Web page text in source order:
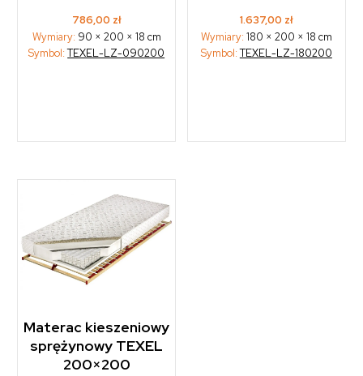
786,00 zł
Wymiary: 90 × 200 × 18 cm
Symbol:TEXEL-LZ-090200
1.637,00 zł
Wymiary: 180 × 200 × 18 cm
Symbol:TEXEL-LZ-180200
Materac kieszeniowy
sprężynowy TEXEL
200×200